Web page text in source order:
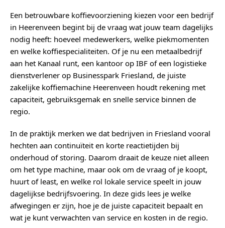
Een betrouwbare koffievoorziening kiezen voor een bedrijf
in Heerenveen begint bij de vraag wat jouw team dagelijks
nodig heeft: hoeveel medewerkers, welke piekmomenten
en welke koffiespecialiteiten. Of je nu een metaalbedrijf
aan het Kanaal runt, een kantoor op IBF of een logistieke
dienstverlener op Businesspark Friesland, de juiste
zakelijke koffiemachine Heerenveen houdt rekening met
capaciteit, gebruiksgemak en snelle service binnen de
regio.
In de praktijk merken we dat bedrijven in Friesland vooral
hechten aan continuïteit en korte reactietijden bij
onderhoud of storing. Daarom draait de keuze niet alleen
om het type machine, maar ook om de vraag of je koopt,
huurt of least, en welke rol lokale service speelt in jouw
dagelijkse bedrijfsvoering. In deze gids lees je welke
afwegingen er zijn, hoe je de juiste capaciteit bepaalt en
wat je kunt verwachten van service en kosten in de regio.